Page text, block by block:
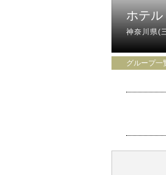
ホテル
神奈川県(
グループ一